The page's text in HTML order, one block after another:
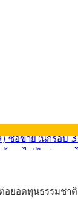
ารถไฟฟ้าสงขลา
า 5 ยุทธศาสตร์
ยการ์ตูน กรมศุล
ยอดทุนธรรมชา